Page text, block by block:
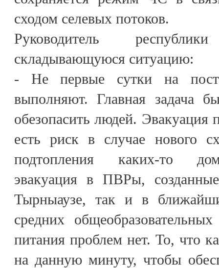
сходом селевых потоков.
Руководитель
складывающуюся ситуацию:
- Не первые сутки на
выполняют. Главная задача
обезопасить людей. Эвакуация
есть риск в случае нового
подтопления каких-то
эвакуация в ПВРы,
Тырныаузе, так и в
средних
питания проблем нет. То, что
на данную минуту, чтобы